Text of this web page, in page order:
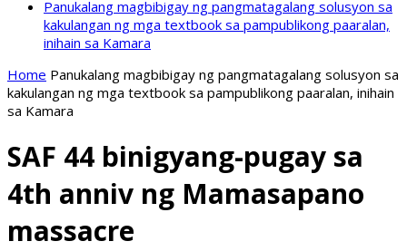
Panukalang magbibigay ng pangmatagalang solusyon sa
kakulangan ng mga textbook sa pampublikong paaralan,
inihain sa Kamara
Home Panukalang magbibigay ng pangmatagalang solusyon sa
kakulangan ng mga textbook sa pampublikong paaralan, inihain
sa Kamara
SAF 44 binigyang-pugay sa
4th anniv ng Mamasapano
massacre